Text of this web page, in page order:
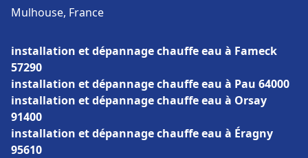
Mulhouse, France
installation et dépannage chauffe eau à Fameck
57290
installation et dépannage chauffe eau à Pau 64000
installation et dépannage chauffe eau à Orsay
91400
installation et dépannage chauffe eau à Éragny
95610